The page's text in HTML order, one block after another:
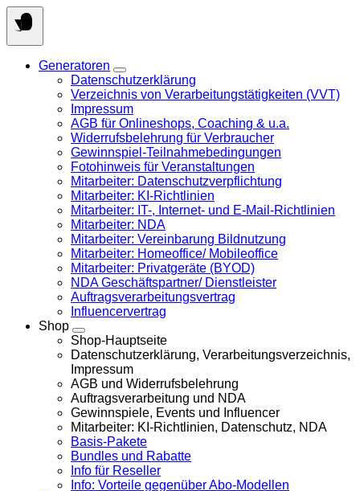
Springen
Sie
zum
Generatoren
Datenschutzerklärung
Verzeichnis von Verarbeitungstätigkeiten (VVT)
Impressum
AGB für Onlineshops, Coaching & u.a.
Widerrufsbelehrung für Verbraucher
Gewinnspiel-Teilnahmebedingungen
Fotohinweis für Veranstaltungen
Mitarbeiter: Datenschutzverpflichtung
Mitarbeiter: KI-Richtlinien
Mitarbeiter: IT-, Internet- und E-Mail-Richtlinien
Mitarbeiter: NDA
Mitarbeiter: Vereinbarung Bildnutzung
Mitarbeiter: Homeoffice/ Mobileoffice
Mitarbeiter: Privatgeräte (BYOD)
NDA Geschäftspartner/ Dienstleister
Auftragsverarbeitungsvertrag
Influencervertrag
Shop
Shop-Hauptseite
Datenschutzerklärung, Verarbeitungsverzeichnis,
Impressum
AGB und Widerrufsbelehrung
Auftragsverarbeitung und NDA
Gewinnspiele, Events und Influencer
Mitarbeiter: KI-Richtlinien, Datenschutz, NDA
Basis-Pakete
Bundles und Rabatte
Info für Reseller
Info: Vorteile gegenüber Abo-Modellen